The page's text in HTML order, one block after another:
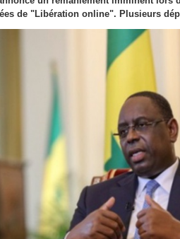
de "Libération online". Plusieurs